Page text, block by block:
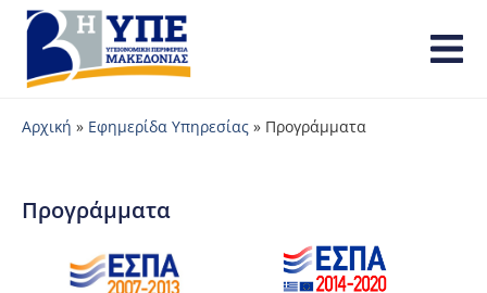
Αρχική » Εφημερίδα Υπηρεσίας » Προγράμματα
Προγράμματα